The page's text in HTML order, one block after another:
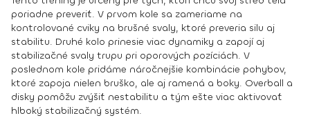
poriadne preveriť. V prvom kole sa zameriame na
kontrolované cviky na brušné svaly, ktoré preveria silu aj
stabilitu. Druhé kolo prinesie viac dynamiky a zapojí aj
stabilizačné svaly trupu pri oporových pozíciách. V
poslednom kole pridáme náročnejšie kombinácie pohybov,
ktoré zapoja nielen bruško, ale aj ramená a boky. Overball a
disky pomôžu zvýšiť nestabilitu a tým ešte viac aktivovať
hlboký stabilizačný systém.